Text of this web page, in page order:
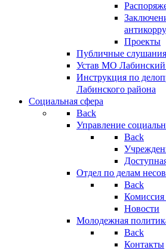
Проекты
Публичные слушания
Устав МО Лабинский
Инструкция по
Лабинского района
Социальная сфера
Back
Управление
Back
Отдел по делам
Back
Комиссия
Новости
Молодежная
Back
Контакты